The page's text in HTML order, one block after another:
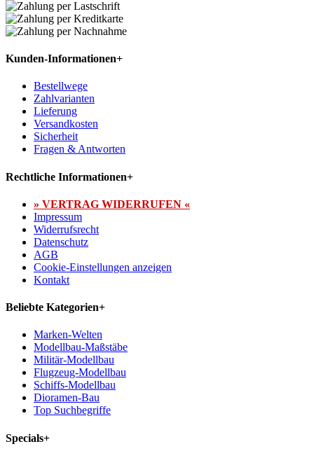
Kunden-Informationen+
Bestellwege
Zahlvarianten
Lieferung
Versandkosten
Sicherheit
Fragen & Antworten
Rechtliche Informationen+
» VERTRAG WIDERRUFEN «
Impressum
Widerrufsrecht
Datenschutz
AGB
Cookie-Einstellungen anzeigen
Kontakt
Beliebte Kategorien+
Marken-Welten
Modellbau-Maßstäbe
Militär-Modellbau
Flugzeug-Modellbau
Schiffs-Modellbau
Dioramen-Bau
Top Suchbegriffe
Specials+